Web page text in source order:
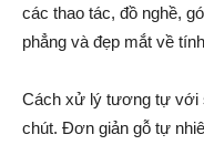
các thao tác, đồ nghề,
phẳng và đẹp mắt về
Cách xử lý tương tự với
chút. Đơn giản gỗ tự